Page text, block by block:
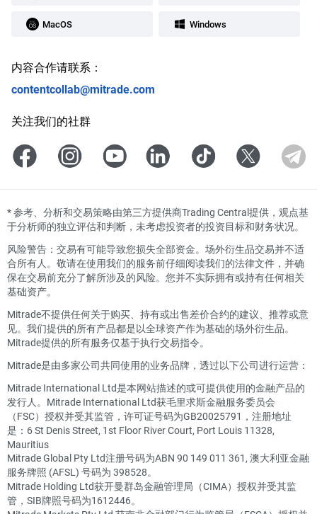
MacOS Windows
内容合作请联系：
contentcollab@mitrade.com
关注我们的社群
*参考、分析和交易策略由第三方提供商Trading Central提供，观点基
于分析师的独立评估和判断，未考虑投资者的投资目标和财务状况。
风险警告：交易有可能导致您损失全部资金。场外衍生品交易并不适
合所有人。敬请在使用我们的服务前仔细阅读我们的法律文件，并确
保在交易前充分了解所涉及的风险。您并不实际拥有或持有任何相关
基础资产。
Mitrade不提供任何关于购买、持有或出售差价合约的建议、推荐或意
见。我们提供的所有产品都是以全球资产作为基础的场外衍生品。
Mitrade提供的所有服务仅基于执行交易指令。
Mitrade是由多家公司共同使用的业务品牌，透过以下公司进行运营：
Mitrade International Ltd是本网站描述的或可提供使用的金融产品的
发行人。Mitrade International Ltd获毛里求斯金融服务委员会
（FSC）授权并受其监管，许可证号码为GB20025791，注册地址
是：6 St Denis Street, 1st Floor River Court, Port Louis 11328,
Mauritius
Mitrade Global Pty Ltd注册号码为ABN 90 149 011 361, 澳大利亚金融
服务牌照 (AFSL) 号码为 398528。
Mitrade Holding Ltd获开曼群岛金融管理局（CIMA）授权并受其监
管，SIB牌照号码为1612446。